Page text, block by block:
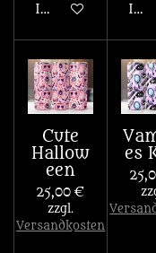
In den Warenkorb
In
Cute
Hallow
een
25,00 €
zzgl.
Versandkosten
es